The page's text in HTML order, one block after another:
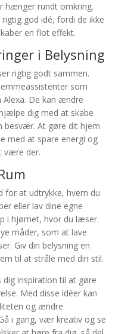
hænger rundt omkring.
god idé, fordi de ikke
en flot effekt.
i Belysning
rigtig godt sammen.
som
Alexa. De kan ændre
dig med at skabe
besvær. At gøre dit hjem
med at spare energi og
være der.
for at udtrykke, hvem du
eller lav dine egne
i hjørnet, hvor du læser.
måder, som at lave
Giv din belysning en
til at stråle med din stil.
dig inspiration til at gøre
Med disse idéer kan
og ændre
i gang, vær kreativ og se